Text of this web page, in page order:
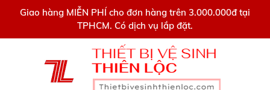
Giao hàng MIỄN PHÍ cho đơn hàng trên 3.000.000đ tại
TPHCM. Có dịch vụ lắp đặt.
0909445903